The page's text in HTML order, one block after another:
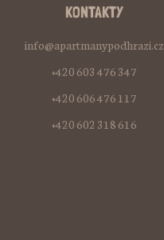
KONTAKTY
info@apartmanypodhrazi.cz
+420 603 476 347
+420 606 476 117
+420 602 318 616